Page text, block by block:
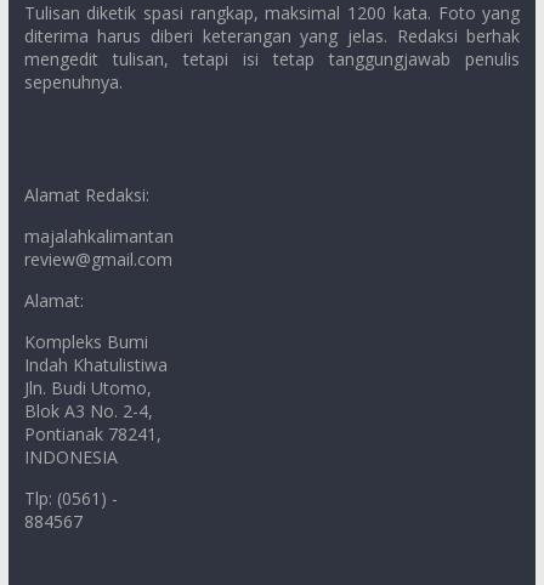
Tulisan diketik spasi rangkap, maksimal 1200 kata. Foto yang
diterima harus diberi keterangan yang jelas. Redaksi berhak
mengedit tulisan, tetapi isi tetap tanggungjawab penulis
sepenuhnya.
Alamat Redaksi:
majalahkalimantan
review@gmail.com
Alamat:
Kompleks Bumi
Indah Khatulistiwa
Jln. Budi Utomo,
Blok A3 No. 2-4,
Pontianak 78241,
INDONESIA
Tlp: (0561) -
884567